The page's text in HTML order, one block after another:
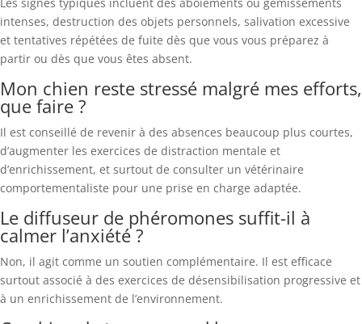
intenses, destruction des objets personnels, salivation excessive
et tentatives répétées de fuite dès que vous vous préparez à
partir ou dès que vous êtes absent.
Mon chien reste stressé malgré mes efforts,
que faire ?
Il est conseillé de revenir à des absences beaucoup plus courtes,
d’augmenter les exercices de distraction mentale et
d’enrichissement, et surtout de consulter un vétérinaire
comportementaliste pour une prise en charge adaptée.
Le diffuseur de phéromones suffit-il à
calmer l’anxiété ?
Non, il agit comme un soutien complémentaire. Il est efficace
surtout associé à des exercices de désensibilisation progressive et
à un enrichissement de l’environnement.